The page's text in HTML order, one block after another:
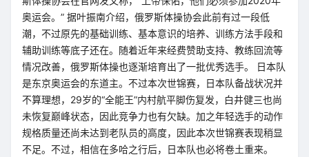
奥运会。” 据叶振南介绍，俄罗斯体操协会此前有过一段低
潮，不过原先的基础训练、基本意识的培养、训练方法手段和
辅助训练等底子还在。随着近年来经费赞助支持、教练回流等
情况改善，俄罗斯体操也逐渐培育出了一批优秀选手。 日本队
是东京奥运会的东道主。不过本次世锦赛，日本队备战状况并
不算理想，29岁的“全能王”内村航平脚伤复发，白井健三也尚
未恢复巅峰状态，因此竞争力也有欠缺。加之年轻选手的动作
规格质量还尚未达到老队员的高度，因此本次世锦赛表现稍显
不足。不过，相信在多哈之行后，日本队也必将卷土重来。